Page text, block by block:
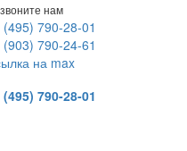
нам
(495) 790-28-01
(903) 790-24-61
на max
(495) 790-28-01